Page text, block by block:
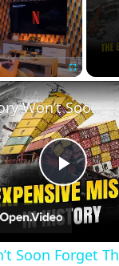
Fullscreen
Play
History Won’t Soon Forget These Expensive Mistakes | 12am News
Soon Forget